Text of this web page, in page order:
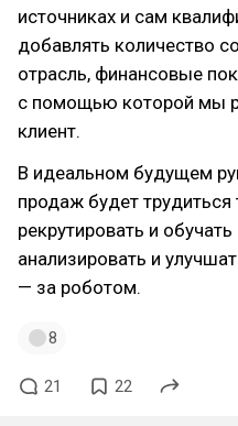
источниках и сам
добавлять количество
отрасль, финансовые
с помощью которой мы
клиент.
В идеальном будущем
продаж будет трудиться
рекрутировать и
анализировать и
— за роботом.
8
21 22